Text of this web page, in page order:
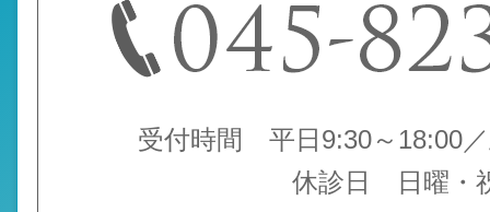
受付時間 平日9:30～18:00
休診日 日曜・